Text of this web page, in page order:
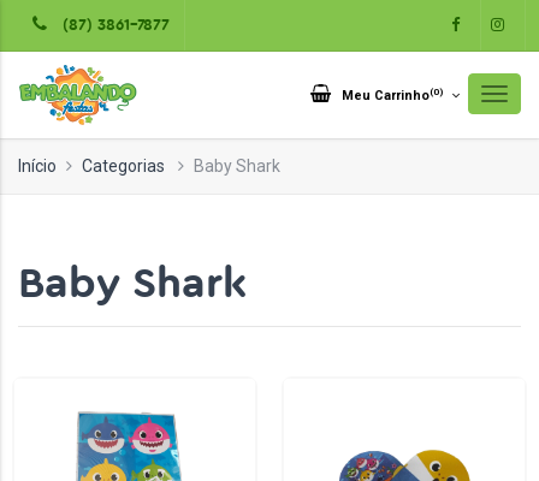
(87) 3861-7877
Meu Carrinho(0)
Início Categorias Baby Shark
Baby Shark